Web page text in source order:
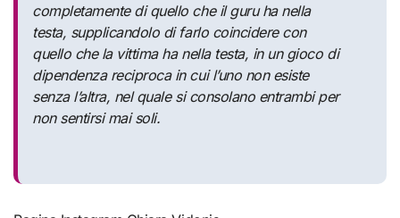
completamente di quello che il guru ha nella
testa, supplicandolo di farlo coincidere con
quello che la vittima ha nella testa, in un gioco di
dipendenza reciproca in cui l’uno non esiste
senza l’altra, nel quale si consolano entrambi per
non sentirsi mai soli.